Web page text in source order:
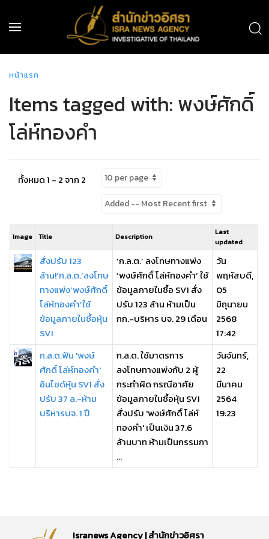
หน้าแรก
Items tagged with: พงษ์ศักดิ์
โล่ห์ทองคำ
ทั้งหมด 1 - 2 จาก 2
Image Title Description
Last
updated
สั่งปรับ 123
ล้าน!‘ก.ล.ต.’ลงโทษ
ทางแพ่ง‘พงษ์ศักดิ์
โล่ห์ทองคำ’ใช้
ข้อมูลภายในซื้อหุ้น
SVI
‘ก.ล.ต.’ ลงโทษทางแพ่ง
‘พงษ์ศักดิ์ โล่ห์ทองคำ’ ใช้
ข้อมูลภายในซื้อ SVI สั่ง
ปรับ 123 ล้าน ห้ามเป็น
กก.-บริหาร บจ. 29 เดือน
วัน
พฤหัสบดี,
05
มิถุนายน
2568
17:42
ก.ล.ต.ฟัน 'พงษ์
ศักดิ์ โล่ห์ทองคำ'
อินไซด์หุ้น SVI สั่ง
ปรับ 37 ล.-ห้าม
บริหารบจ. 1 ปี
ก.ล.ต. ใช้มาตรการ
ลงโทษทางแพ่งกับ 2 ผู้
กระทำผิด กรณีอาศัย
ข้อมูลภายในซื้อหุ้น SVI
สั่งปรับ 'พงษ์ศักดิ์ โล่ห์
ทองคำ' เป็นเงิน 37.6
ล้านบาท ห้ามเป็นกรรมกา
...
วันจันทร์,
22
มีนาคม
2564
19:23
Isranews Agency | สำนักข่าวอิศรา